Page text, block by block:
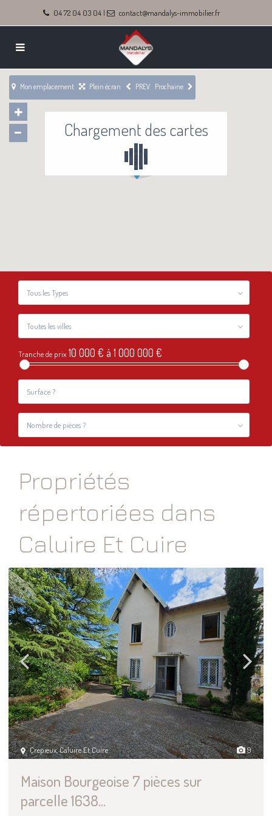
04 72 04 03 04 | contact@mandalys-immobilier.fr
Chargement des cartes
Mon emplacement Plein écran PREV Prochaine
Tous les Types
Toutes les villes
Tranche de prix 10 000 € à 1 000 000 €
Nombre de pièces ?
Propriétés
répertoriées dans
Caluire Et Cuire
9
Crepieux,Caluire Et Cuire
Maison Bourgeoise 7 pièces sur
parcelle 1638...